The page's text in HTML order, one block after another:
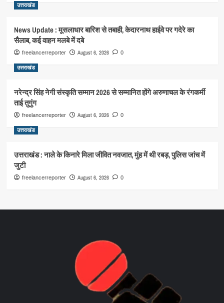
उत्तराखंड
News Update : मूसलाधार बारिश से तबाही, केदारनाथ हाईवे पर गदेरे का
सैलाब, कई वाहन मलबे में दबे
freelancerreporter August 6, 2026 0
उत्तराखंड
नरेन्द्र सिंह नेगी संस्कृति सम्मान 2026 से सम्मानित होंगे अरुणाचल के रंगकर्मी
ताई तुगुंग
freelancerreporter August 6, 2026 0
उत्तराखंड
उत्तराखंड : नाले के किनारे मिला जीवित नवजात, मुंह में थी रबड़, पुलिस जांच में
जुटी
freelancerreporter August 6, 2026 0